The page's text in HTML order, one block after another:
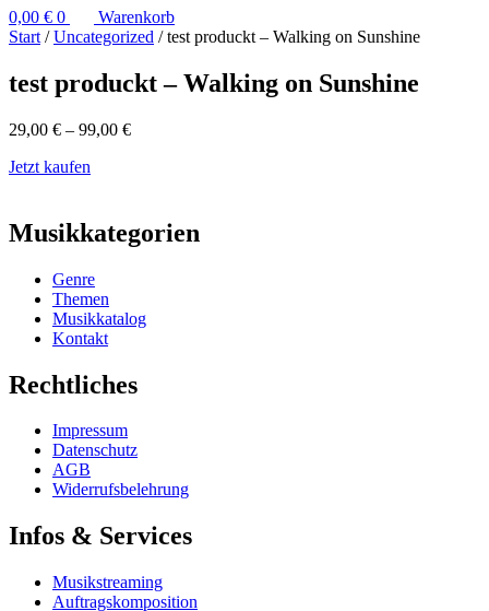
0,00 € 0
Warenkorb
Start /Uncategorized / test produckt – Walking on Sunshine
test produckt – Walking on Sunshine
29,00 € – 99,00 €
Jetzt kaufen
Musikkategorien
Genre
Themen
Musikkatalog
Kontakt
Rechtliches
Impressum
Datenschutz
AGB
Widerrufsbelehrung
Infos & Services
Musikstreaming
Auftragskomposition